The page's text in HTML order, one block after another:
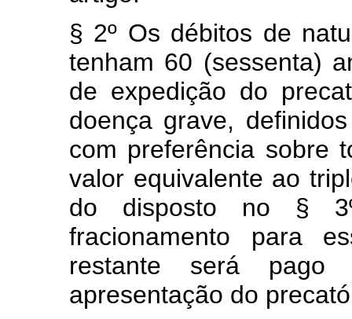
§ 2º Os débitos de
tenham 60 (sessenta)
de expedição do
doença grave,
com preferência sobre
valor equivalente ao
do disposto no §
fracionamento para
restante será pago
apresentação do